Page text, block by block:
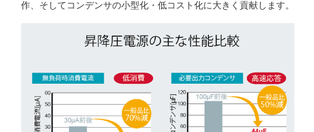
作、そしてコンデンサの小型化・低コスト化に大きく貢献します。